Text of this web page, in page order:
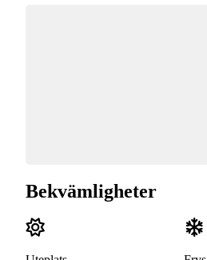
Bekvämligheter